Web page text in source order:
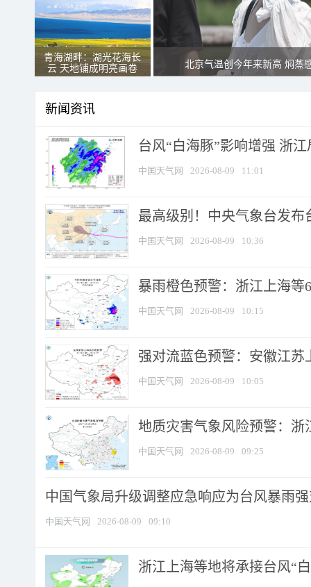
青海湖畔：湖光花海长
云 天地铺成明亮画卷
北京气温创今年来新高 焖蒸
新闻资讯
台风“白海豚”影响增强 浙
中国天气网 2026-08-09 11:01
最高级别！中央气象台发布
中国天气网 2026-08-09 10:36
暴雨橙色预警：浙江上海等
中国天气网 2026-08-09 10:15
强对流蓝色预警：安徽江苏
中国天气网 2026-08-09 10:05
地质灾害气象风险预警：浙
中国天气网 2026-08-09 09:25
中国气象局升级调整应急响应为台风暴雨
中国天气网 2026-08-09 09:10
浙江上海等地将承接台风“